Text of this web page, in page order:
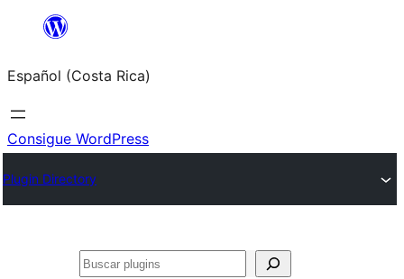
Saltar
contenido
Español (Costa Rica)
Consigue WordPress
Plugin Directory
Buscar